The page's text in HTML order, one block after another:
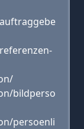
bildperso
persoenli